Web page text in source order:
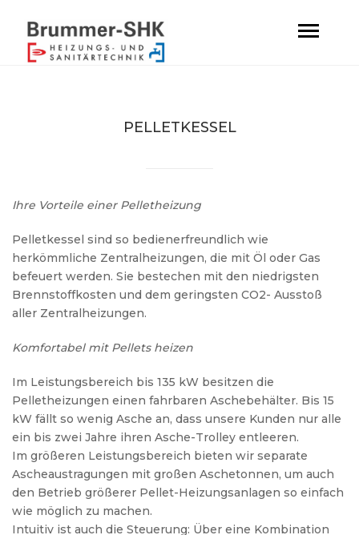
content
PELLETKESSEL
Ihre Vorteile einer Pelletheizung
Pelletkessel sind so bedienerfreundlich wie
herkömmliche Zentralheizungen, die mit Öl oder Gas
befeuert werden. Sie bestechen mit den niedrigsten
Brennstoffkosten und dem geringsten CO2- Ausstoß
aller Zentralheizungen.
Komfortabel mit Pellets heizen
Im Leistungsbereich bis 135 kW besitzen die
Pelletheizungen einen fahrbaren Aschebehälter. Bis 15
kW fällt so wenig Asche an, dass unsere Kunden nur alle
ein bis zwei Jahre ihren Asche-Trolley entleeren.
Im größeren Leistungsbereich bieten wir separate
Ascheaustragungen mit großen Aschetonnen, um auch
den Betrieb größerer Pellet-Heizungsanlagen so einfach
wie möglich zu machen.
Intuitiv ist auch die Steuerung: Über eine Kombination